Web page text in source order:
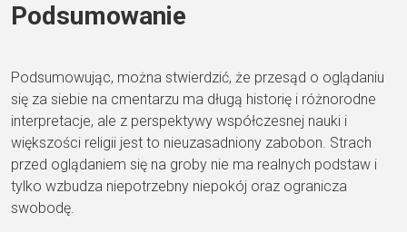
Podsumowanie
Podsumowując, można stwierdzić, że przesąd o oglądaniu
się za siebie na cmentarzu ma długą historię i różnorodne
interpretacje, ale z perspektywy współczesnej nauki i
większości religii jest to nieuzasadniony zabobon. Strach
przed oglądaniem się na groby nie ma realnych podstaw i
tylko wzbudza niepotrzebny niepokój oraz ogranicza
swobodę.